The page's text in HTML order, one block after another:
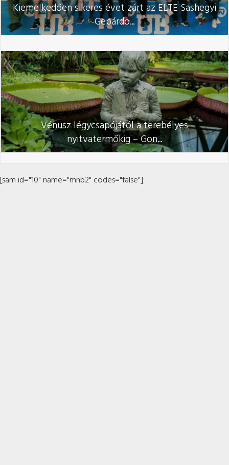
Kiemelkedően sikeres évet zárt az ELTE Sashegyi
Gepárdo...
Vénusz légycsapójától a terebélyes
nyitvatermőkig – Gon...
[sam id="10" name="mnb2" codes="false"]